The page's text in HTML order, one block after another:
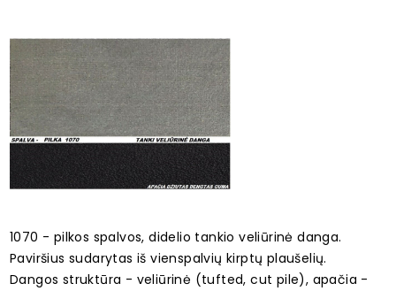
1070 - pilkos spalvos, didelio tankio veliūrinė danga.
Paviršius sudarytas iš vienspalvių kirptų plaušelių.
Dangos struktūra - veliūrinė (tufted, cut pile), apačia -